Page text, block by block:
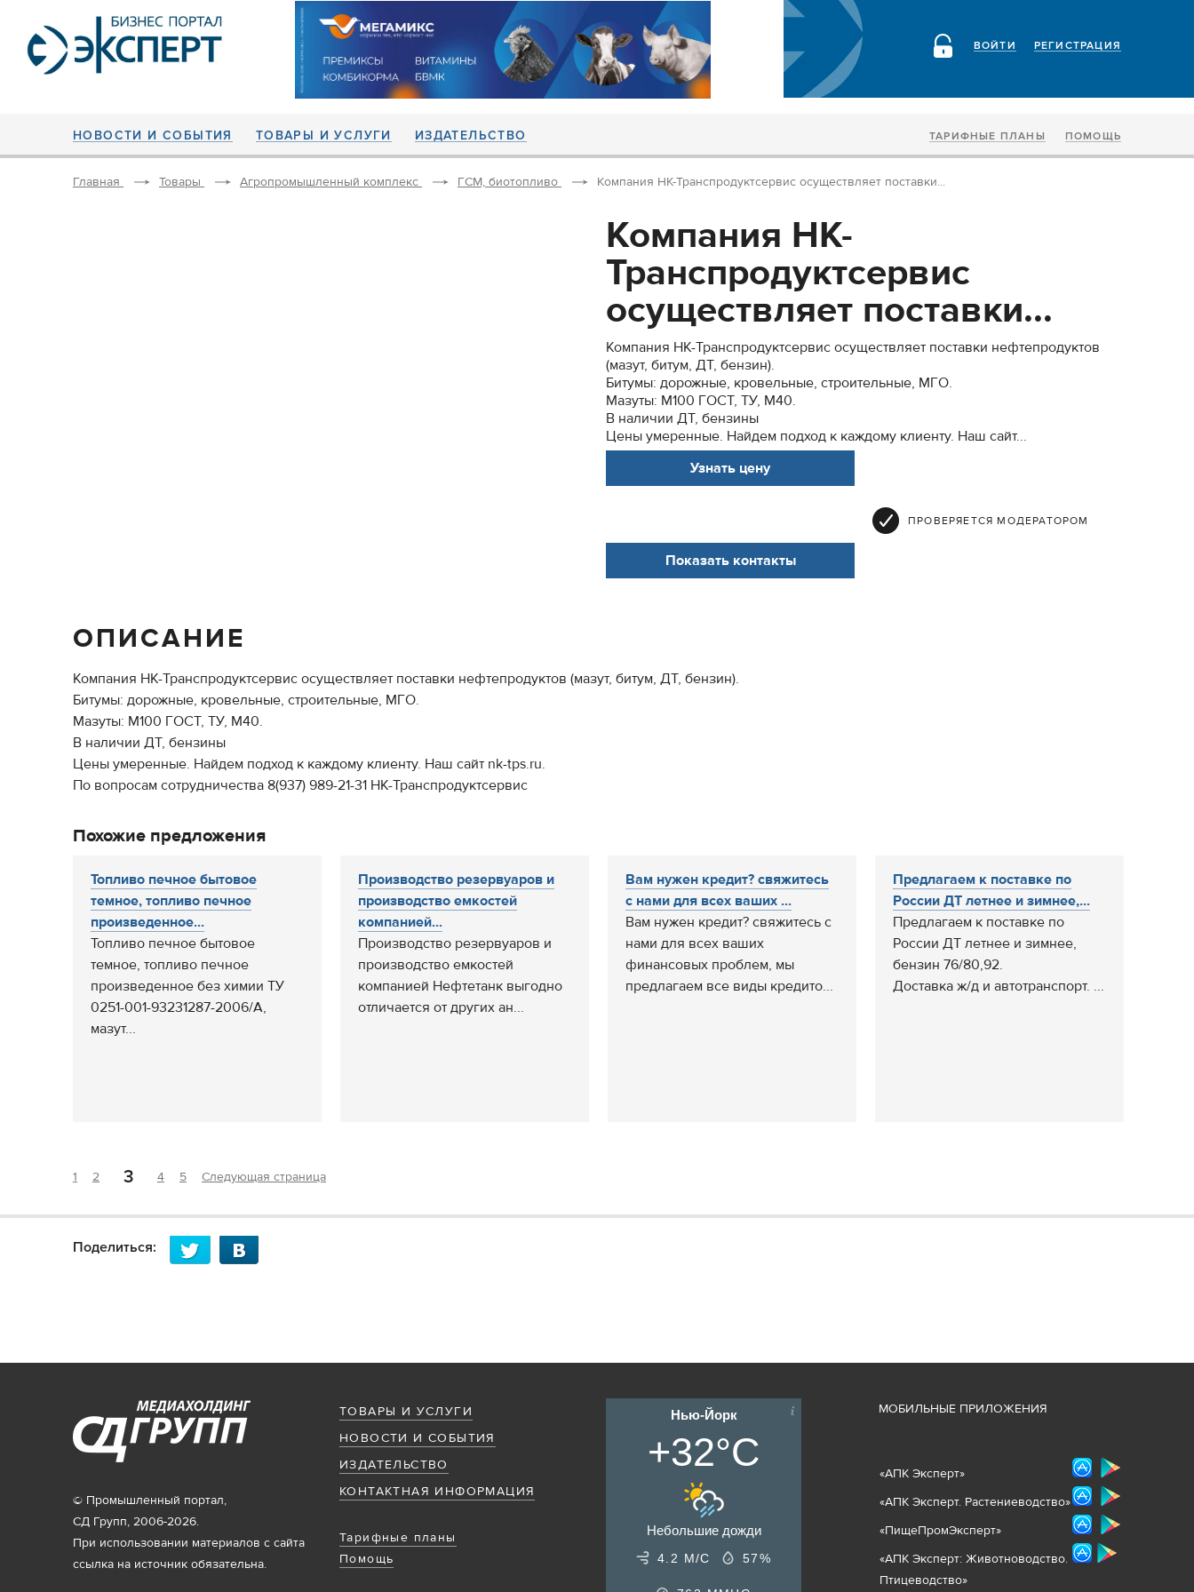
РЕГИСТРАЦИЯ
ВОЙТИ
НОВОСТИ И СОБЫТИЯ ТОВАРЫ И УСЛУГИ ИЗДАТЕЛЬСТВО ТАРИФНЫЕ ПЛАНЫ ПОМОЩЬ
Главная Товары Агропромышленный комплекс ГСМ, биотопливо Компания НК-Транспродуктсервис осуществляет поставки...
Компания НК-
Транспродуктсервис
осуществляет поставки...
Компания НК-Транспродуктсервис осуществляет поставки нефтепродуктов
(мазут, битум, ДТ, бензин).
Битумы: дорожные, кровельные, строительные, МГО.
Мазуты: М100 ГОСТ, ТУ, М40.
В наличии ДТ, бензины
Цены умеренные. Найдем подход к каждому клиенту. Наш сайт...
Узнать цену
ПРОВЕРЯЕТСЯ МОДЕРАТОРОМ
Показать контакты
ОПИСАНИЕ
Компания НК-Транспродуктсервис осуществляет поставки нефтепродуктов (мазут, битум, ДТ, бензин).
Битумы: дорожные, кровельные, строительные, МГО.
Мазуты: М100 ГОСТ, ТУ, М40.
В наличии ДТ, бензины
Цены умеренные. Найдем подход к каждому клиенту. Наш сайт nk-tps.ru.
По вопросам сотрудничества 8(937) 989-21-31 НК-Транспродуктсервис
Похожие предложения
Топливо печное бытовое
темное, топливо печное
произведенное...
Топливо печное бытовое
темное, топливо печное
произведенное без химии ТУ
0251-001-93231287-2006/А,
мазут...
Производство резервуаров и
производство емкостей
компанией...
Производство резервуаров и
производство емкостей
компанией Нефтетанк выгодно
отличается от других ан...
Вам нужен кредит? свяжитесь
с нами для всех ваших ...
Вам нужен кредит? свяжитесь с
нами для всех ваших
финансовых проблем, мы
предлагаем все виды кредито...
Предлагаем к поставке по
России ДТ летнее и зимнее,...
Предлагаем к поставке по
России ДТ летнее и зимнее,
бензин 76/80,92.
Доставка ж/д и автотранспорт. ...
1 2 3 4 5 Следующая страница
Поделиться:
ТОВАРЫ И УСЛУГИ
НОВОСТИ И СОБЫТИЯ
ИЗДАТЕЛЬСТВО
КОНТАКТНАЯ ИНФОРМАЦИЯ
Тарифные планы
Помощь
© Промышленный портал,
СД Групп, 2006-2026.
При использовании материалов с сайта
ссылка на источник обязательна.
Нью-Йорк
+32°C
Небольшие дожди
4.2 М/С 57%
МОБИЛЬНЫЕ ПРИЛОЖЕНИЯ
«АПК Эксперт»
«АПК Эксперт. Растениеводство»
«ПищеПромЭксперт»
«АПК Эксперт: Животноводство.
Птицеводство»